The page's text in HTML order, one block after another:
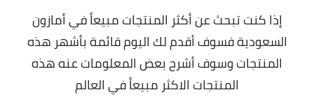
إذا كنت تبحث عنأكثر المنتجات مبيعاً في أمازون
السعوديةفسوف أقدم لك اليوم قائمة بأشهر هذه
المنتجات وسوف أشرح بعض المعلومات عنه هذه
المنتجات الاكثر مبيعاً في العالم